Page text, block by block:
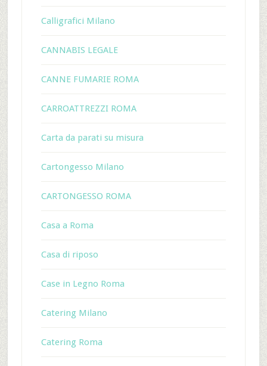
Calligrafici Milano
CANNABIS LEGALE
CANNE FUMARIE ROMA
CARROATTREZZI ROMA
Carta da parati su misura
Cartongesso Milano
CARTONGESSO ROMA
Casa a Roma
Casa di riposo
Case in Legno Roma
Catering Milano
Catering Roma